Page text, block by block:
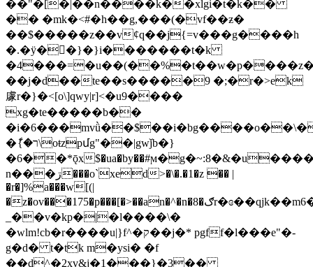
��"�[�|��n����k��xlgi�t�k��
�� �mk�<#�h��g,���(�vf��ƶ�
��$�����z��vȼq��j{=v���g����h
�.�ÿ��}�}i�������t�k
�4���=�u��(��%�
��j�d��te��s�����9 �;�r�>ek
豦r�}�<[o\]qwy|r]<�u9����
xg�te�����b��
�ާ{�ר\oŧzpմg"��|gwǰb�}
�6��*ǭx
n���ڗ���o`xed>�\�.�1�z �� |
�r�]%a���w[(|
�z�ov���175�p���[�>��an�^�n�8�ګr�ɞ��qjk��m6��ҳ��r�%�ⱦg���8u��(���
_��v�kp�|�l����\�
�wlm!cb�r����u|}f^�ק��j�* pgff�l���e"�-
g�d� t�tk m�yѕi� �f
��d^�2xv&j�1���}�3��